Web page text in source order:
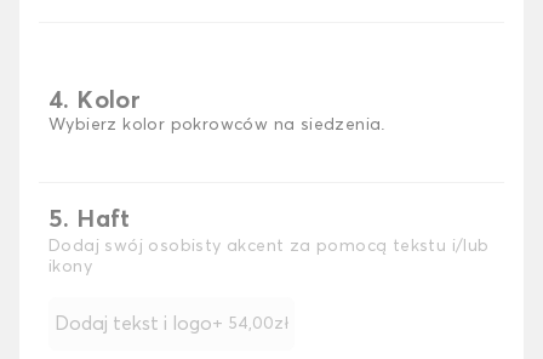
4. Kolor
Wybierz kolor pokrowców na siedzenia.
5. Haft
Dodaj swój osobisty akcent za pomocą tekstu i/lub
ikony
Dodaj tekst i logo + 54,00zł